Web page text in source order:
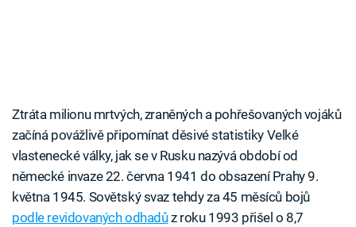
Ztráta milionu mrtvých, zraněných a pohřešovaných vojáků
začíná povážlivě připomínat děsivé statistiky Velké
vlastenecké války, jak se v Rusku nazývá období od
německé invaze 22. června 1941 do obsazení Prahy 9.
května 1945. Sovětský svaz tehdy za 45 měsíců bojů
podle revidovaných odhadůz roku 1993 přišel o 8,7